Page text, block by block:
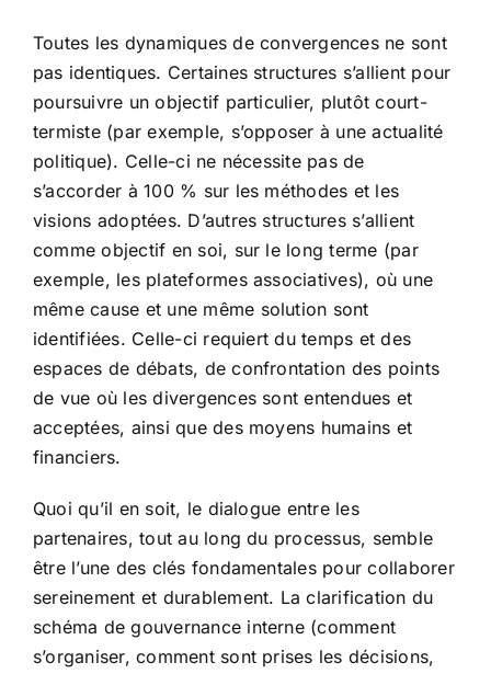
Toutes les dynamiques de convergences ne sont
pas identiques. Certaines structures s’allient pour
poursuivre un objectif particulier, plutôt court-
termiste (par exemple, s’opposer à une actualité
politique). Celle-ci ne nécessite pas de
s’accorder à 100 % sur les méthodes et les
visions adoptées. D’autres structures s’allient
comme objectif en soi, sur le long terme (par
exemple, les plateformes associatives), où une
même cause et une même solution sont
identifiées. Celle-ci requiert du temps et des
espaces de débats, de confrontation des points
de vue où les divergences sont entendues et
acceptées, ainsi que des moyens humains et
financiers.
Quoi qu’il en soit, le dialogue entre les
partenaires, tout au long du processus, semble
être l’une des clés fondamentales pour collaborer
sereinement et durablement. La clarification du
schéma de gouvernance interne (comment
s’organiser, comment sont prises les décisions,